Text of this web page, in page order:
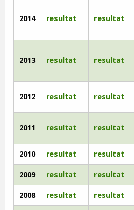
2014 resultat resultat
2013 resultat resultat
2012 resultat resultat
2011 resultat resultat
2010 resultat resultat
2009 resultat resultat
2008 resultat resultat